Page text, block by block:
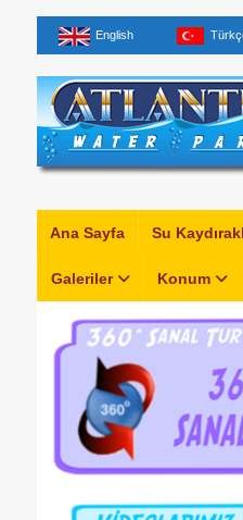
English
Ana Sayfa Su
Galeriler Konum